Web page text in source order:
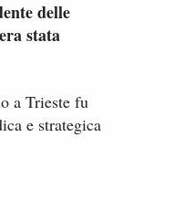
delle
stata
a Trieste fu
e strategica